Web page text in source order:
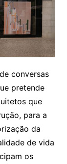
conversas
pretende
que
para a
da
de vida
os